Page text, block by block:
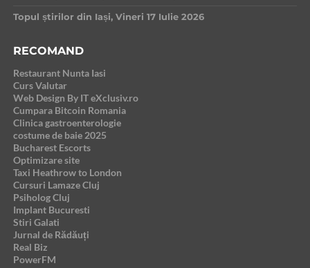
Topul știrilor din Iași, Vineri 17 Iulie 2026
RECOMAND
Restaurant Nunta Iasi
Curs Valutar
Web Design By IT eXclusiv.ro
Cumpara Bitcoin Romania
Clinica gastroenterologie
costume de baie 2025
Bucharest Escorts
Optimizare site
Taxi Heathrow to London
Cursuri Lamaze Cluj
Psiholog Cluj
Implant Bucuresti
Stiri Galati
Jurnal de Rădăuți
Real Biz
PowerFM